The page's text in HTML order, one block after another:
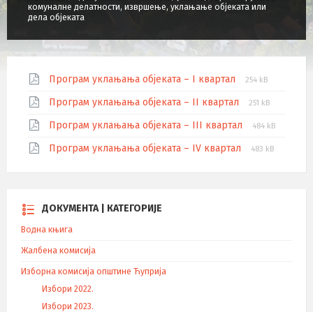
комуналне делатности, извршење, уклањање објеката или
дела објеката
Програм уклањања објеката – I квартал 254 kB
Програм уклањања објеката – II квартал 251 kB
Програм уклањања објеката – III квартал 484 kB
Програм уклањања објеката – IV квартал 483 kB
ДОКУМЕНТА | КАТЕГОРИЈЕ
Водна књига
Жалбена комисија
Изборна комисија општине Ћуприја
Избори 2022.
Избори 2023.